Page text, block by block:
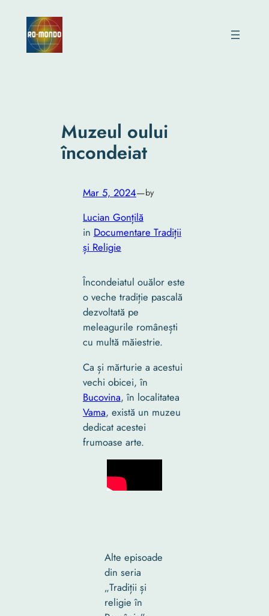
content
Muzeul oului
încondeiat
Mar 5, 2024—by
Lucian Gonțilă
in Documentare Tradiții
și Religie
Încondeiatul ouălor este
o veche tradiție pascală
dezvoltată pe
meleagurile românești
cu multă măiestrie.
Ca și mărturie a acestui
vechi obicei, în
Bucovina, în localitatea
Vama, există un muzeu
dedicat acestei
frumoase arte.
Alte episoade
din seria
„Tradiții și
religie în